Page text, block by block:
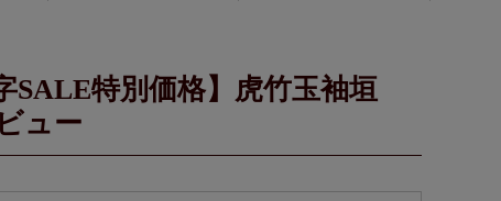
SALE特別価格】虎竹玉袖垣
ュー